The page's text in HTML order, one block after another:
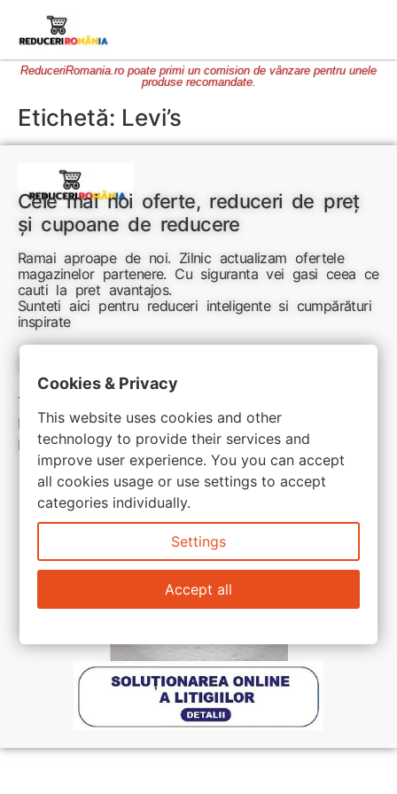
ReduceriRomania.ro poate primi un comision de vânzare pentru unele
produse recomandate.
Etichetă: Levi’s
Cele mai noi oferte, reduceri de preț
și cupoane de reducere
Ramai aproape de noi. Zilnic actualizam ofertele
magazinelor partenere. Cu siguranta vei gasi ceea ce
cauti la pret avantajos.
Sunteti aici pentru reduceri inteligente si cumpărături
inspirate
Link-uri utile:
Termeni si conditii
Politica de confidentialitate
Politica de cookie
Cookies & Privacy
This website uses cookies and other
technology to provide their services and
improve user experience. You you can accept
all cookies usage or use settings to accept
categories individually.
Settings
Accept all